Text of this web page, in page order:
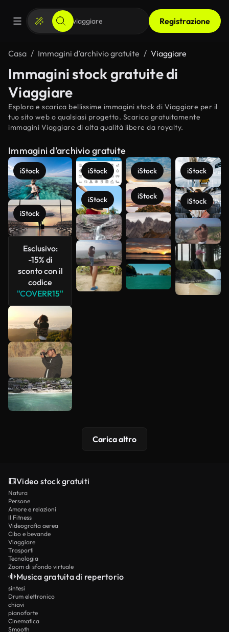
Registrazione
Casa Immagini d’archivio gratuite Viaggiare
Immagini stock gratuite di
Viaggiare
Esplora e scarica bellissime immagini stock di Viaggiare per il
tuo sito web o qualsiasi progetto. Scarica gratuitamente
immagini Viaggiare di alta qualità libere da royalty.
Immagini d’archivio gratuite
iStock
iStock
Esclusivo:
-15% di
sconto con il
codice
"COVERR15"
iStock
iStock
iStock
iStock
iStock
iStock
Scopri di
più
Carica altro
Video stock gratuiti
Natura
Persone
Amore e relazioni
Il Fitness
Videografia aerea
Cibo e bevande
Viaggiare
Trasporti
Tecnologia
Zoom di sfondo virtuale
Musica gratuita di repertorio
sintesi
Drum elettronico
chiavi
pianoforte
Cinematica
Smooth